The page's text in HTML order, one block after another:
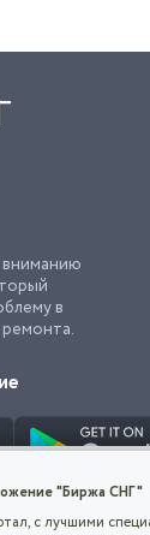
в
чтобы сделать
"Биржа СНГ"
с лучшими